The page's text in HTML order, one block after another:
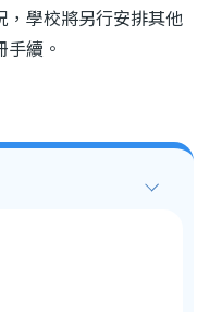
，學校將另行安排其他
續。